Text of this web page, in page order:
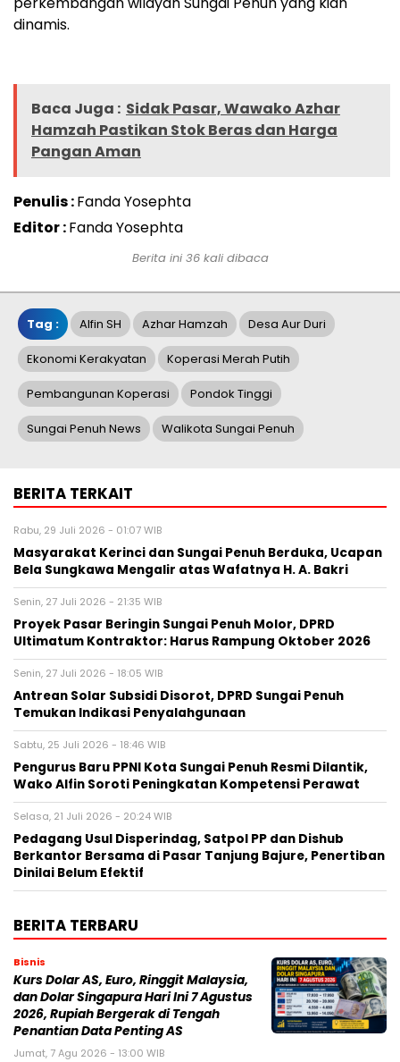
dinamis.
Baca Juga : Sidak Pasar, Wawako Azhar
Hamzah Pastikan Stok Beras dan Harga
Pangan Aman
Penulis :Fanda Yosephta
Editor :Fanda Yosephta
Berita ini 36 kali dibaca
Tag : Alfin SH Azhar Hamzah Desa Aur Duri
Ekonomi Kerakyatan Koperasi Merah Putih
Pembangunan Koperasi Pondok Tinggi
Sungai Penuh News Walikota Sungai Penuh
BERITA TERKAIT
Rabu, 29 Juli 2026 - 01:07 WIB
Masyarakat Kerinci dan Sungai Penuh Berduka, Ucapan
Bela Sungkawa Mengalir atas Wafatnya H. A. Bakri
Senin, 27 Juli 2026 - 21:35 WIB
Proyek Pasar Beringin Sungai Penuh Molor, DPRD
Ultimatum Kontraktor: Harus Rampung Oktober 2026
Senin, 27 Juli 2026 - 18:05 WIB
Antrean Solar Subsidi Disorot, DPRD Sungai Penuh
Temukan Indikasi Penyalahgunaan
Sabtu, 25 Juli 2026 - 18:46 WIB
Pengurus Baru PPNI Kota Sungai Penuh Resmi Dilantik,
Wako Alfin Soroti Peningkatan Kompetensi Perawat
Selasa, 21 Juli 2026 - 20:24 WIB
Pedagang Usul Disperindag, Satpol PP dan Dishub
Berkantor Bersama di Pasar Tanjung Bajure, Penertiban
Dinilai Belum Efektif
BERITA TERBARU
Bisnis
Kurs Dolar AS, Euro, Ringgit Malaysia,
dan Dolar Singapura Hari Ini 7 Agustus
2026, Rupiah Bergerak di Tengah
Penantian Data Penting AS
Jumat, 7 Agu 2026 - 13:00 WIB